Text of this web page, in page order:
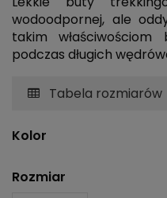
wodoodpornej, ale
takim
podczas długich
Tabela rozmiarów
Kolor
Rozmiar